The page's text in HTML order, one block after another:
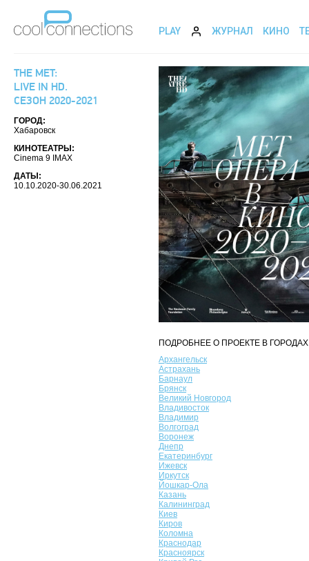
PLAY ЖУРНАЛ КИНО
THE MET:
LIVE IN HD.
СЕЗОН 2020-2021
ГОРОД:
Хабаровск
КИНОТЕАТРЫ:
Cinema 9 IMAX
ДАТЫ:
10.10.2020-30.06.2021
ПОДРОБНЕЕ О ПРОЕКТЕ В
Архангельск
Астрахань
Барнаул
Брянск
Великий Новгород
Владивосток
Владимир
Волгоград
Воронеж
Днепр
Екатеринбург
Ижевск
Иркутск
Йошкар-Ола
Казань
Калининград
Киев
Киров
Коломна
Краснодар
Красноярск